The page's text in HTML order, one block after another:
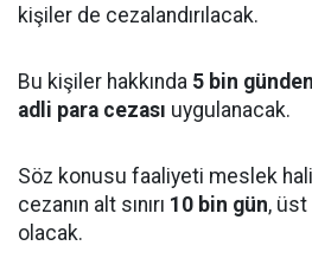
kişiler de cezalandırılacak.
Bu kişiler hakkında 5 bin
adli para cezası uygulanacak.
Söz konusu faaliyeti meslek
cezanın alt sınırı 10 bin gün, üst
olacak.